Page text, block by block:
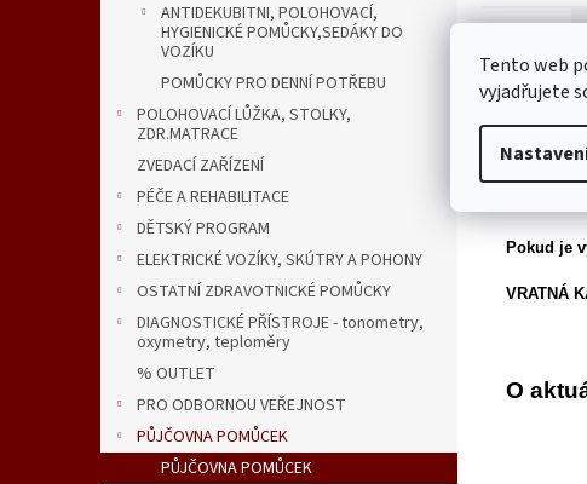
Tento web
vyjadřujete
ANTIDEKUBITNI, POLOHOVACÍ,
HYGIENICKÉ POMŮCKY,SEDÁKY DO
VOZÍKU
POMŮCKY PRO DENNÍ POTŘEBU
POLOHOVACÍ LŮŽKA, STOLKY,
ZDR.MATRACE
ZVEDACÍ ZAŘÍZENÍ
PÉČE A REHABILITACE
DĚTSKÝ PROGRAM
ELEKTRICKÉ VOZÍKY, SKÚTRY A POHONY
OSTATNÍ ZDRAVOTNICKÉ POMŮCKY
DIAGNOSTICKÉ PŘÍSTROJE - tonometry,
oxymetry, teploměry
% OUTLET
PRO ODBORNOU VEŘEJNOST
PŮJČOVNA POMŮCEK
PŮJČOVNA POMŮCEK
Popis
Kód:
Pokud je
VRATNÁ
O